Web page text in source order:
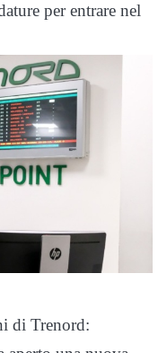
per entrare nel
di Trenord: